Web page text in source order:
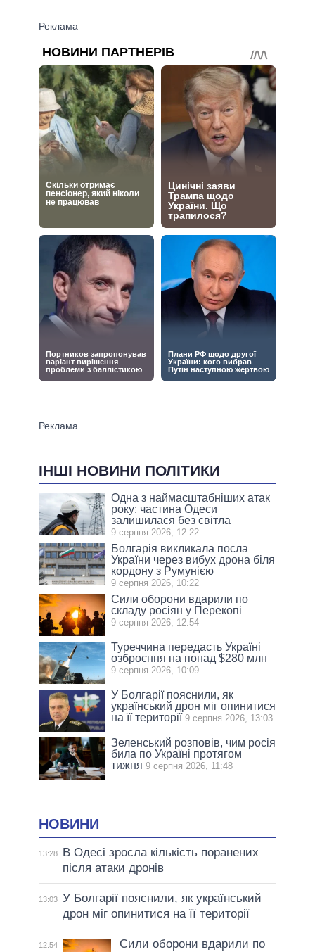
ІНШІ НОВИНИ ПОЛІТИКИ
Одна з наймасштабніших атак
року: частина Одеси
залишилася без світла
9 серпня 2026, 12:22
Болгарія викликала посла
України через вибух дрона біля
кордону з Румунією
9 серпня 2026, 10:22
Сили оборони вдарили по
складу росіян у Перекопі
9 серпня 2026, 12:54
Туреччина передасть Україні
озброєння на понад $280 млн
9 серпня 2026, 10:09
У Болгарії пояснили, як
український дрон міг опинитися
на її території 9 серпня 2026, 13:03
Зеленський розповів, чим росія
била по Україні протягом
тижня 9 серпня 2026, 11:48
НОВИНИ
13:28
В Одесі зросла кількість поранених
після атаки дронів
13:03 У Болгарії пояснили, як український
дрон міг опинитися на її території
12:54
Сили оборони вдарили по